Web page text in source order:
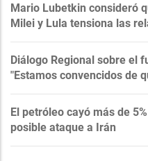
Mario Lubetkin consideró
Milei y Lula tensiona las
Diálogo Regional sobre el
"Estamos convencidos de
El petróleo cayó más de
posible ataque a Irán